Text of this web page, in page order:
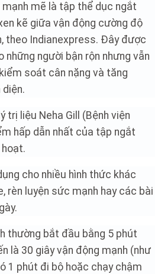
mẽ là tập thể dục ngắt
kẽ giữa vận động cường độ
theo Indianexpress. Đây được
những người bận rộn nhưng vẫn
soát cân nặng và tăng
trị liệu Neha Gill (Bệnh viện
hấp dẫn nhất của tập ngắt
cho nhiều hình thức khác
rèn luyện sức mạnh hay các bài
thường bắt đầu bằng 5 phút
là 30 giây vận động mạnh (như
1 phút đi bộ hoặc chạy chậm